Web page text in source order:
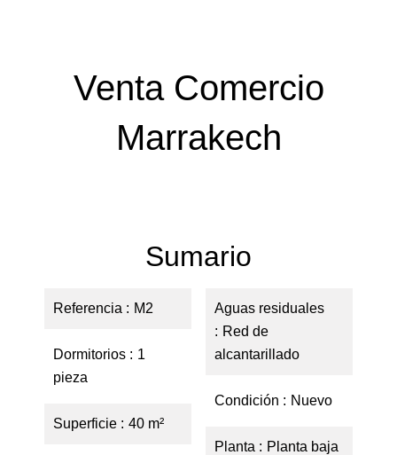
Venta Comercio
Marrakech
Sumario
Referencia M2
Dormitorios
1
pieza
Superficie 40 m²
Aguas residuales
Red de
alcantarillado
Condición Nuevo
Planta
Planta baja